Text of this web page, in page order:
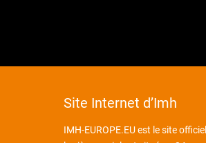
Site Internet d’Imh
IMH-EUROPE.EU est le site